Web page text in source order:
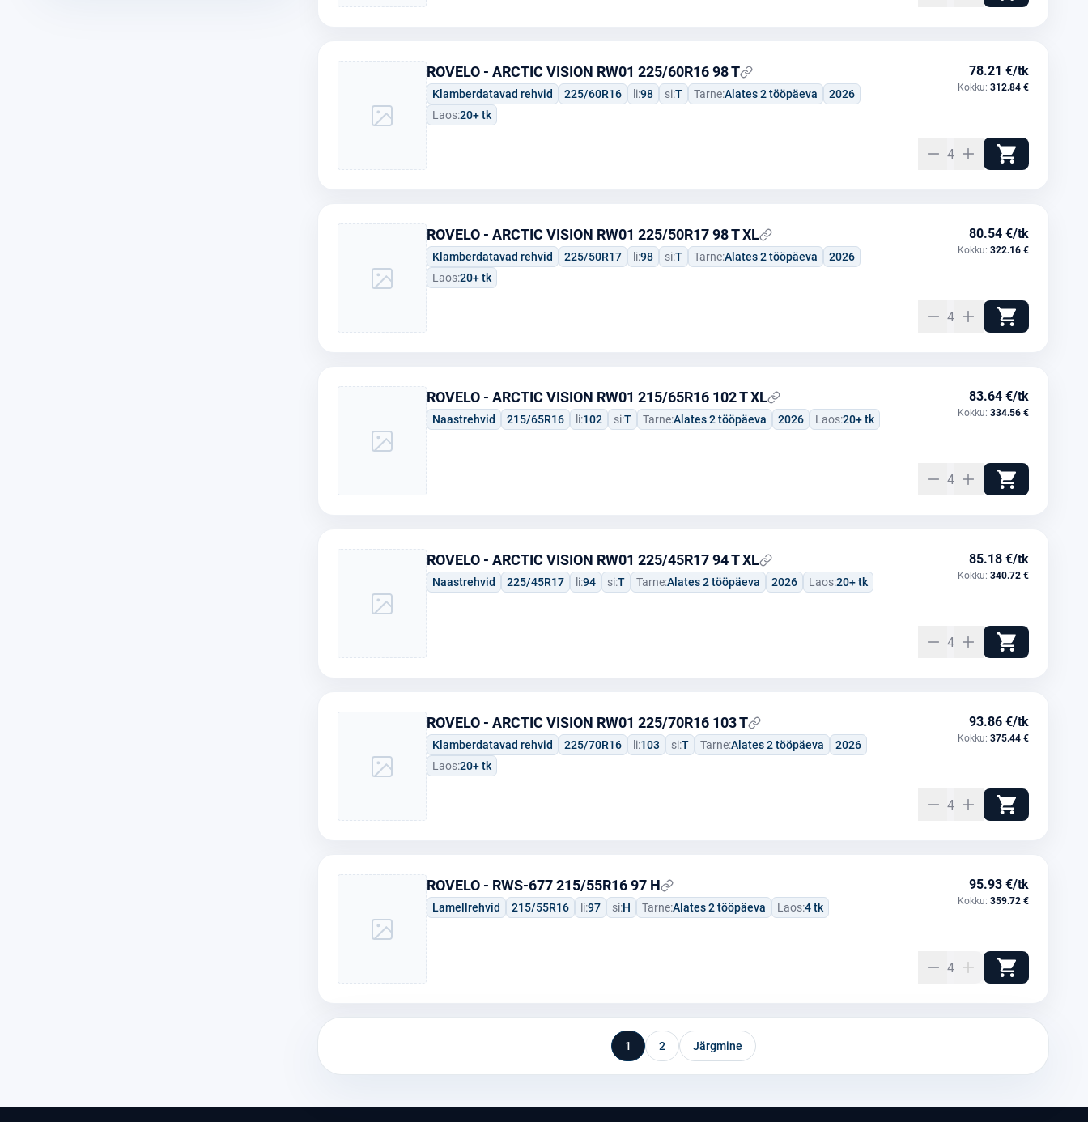
ROVELO - ARCTIC VISION RW01 225/60R16 98 T
Klamberdatavad rehvid 225/60R16 li:98 si:T Tarne:Alates 2 tööpäeva
2026
Laos:20+ tk
78.21 €/tk
Kokku: 312.84 €
4
ROVELO - ARCTIC VISION RW01 225/50R17 98 T XL
Klamberdatavad rehvid 225/50R17 li:98 si:T Tarne:Alates 2 tööpäeva
2026
Laos:20+ tk
80.54 €/tk
Kokku: 322.16 €
4
ROVELO - ARCTIC VISION RW01 215/65R16 102 T XL
Naastrehvid 215/65R16 li:102 si:T Tarne:Alates 2 tööpäeva 2026 Laos:20+ tk
83.64 €/tk
Kokku: 334.56 €
4
ROVELO - ARCTIC VISION RW01 225/45R17 94 T XL
Naastrehvid 225/45R17 li:94 si:T Tarne:Alates 2 tööpäeva 2026 Laos:20+ tk
85.18 €/tk
Kokku: 340.72 €
4
ROVELO - ARCTIC VISION RW01 225/70R16 103 T
Klamberdatavad rehvid 225/70R16 li:103 si:T Tarne:Alates 2 tööpäeva
2026
Laos:20+ tk
93.86 €/tk
Kokku: 375.44 €
4
ROVELO - RWS-677 215/55R16 97 H
Lamellrehvid 215/55R16 li:97 si:H Tarne:Alates 2 tööpäeva Laos:4 tk
95.93 €/tk
Kokku: 359.72 €
4
1 2 Järgmine